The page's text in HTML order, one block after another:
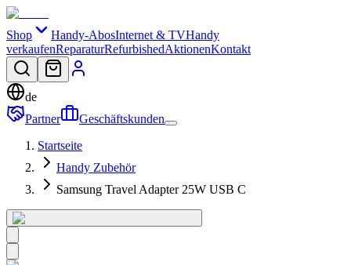
Shop Handy-AbosInternet & TVHandy
verkaufenReparaturRefurbishedAktionenKontakt
de
Partner
Geschäftskunden
Startseite
Handy Zubehör
Samsung Travel Adapter 25W USB C